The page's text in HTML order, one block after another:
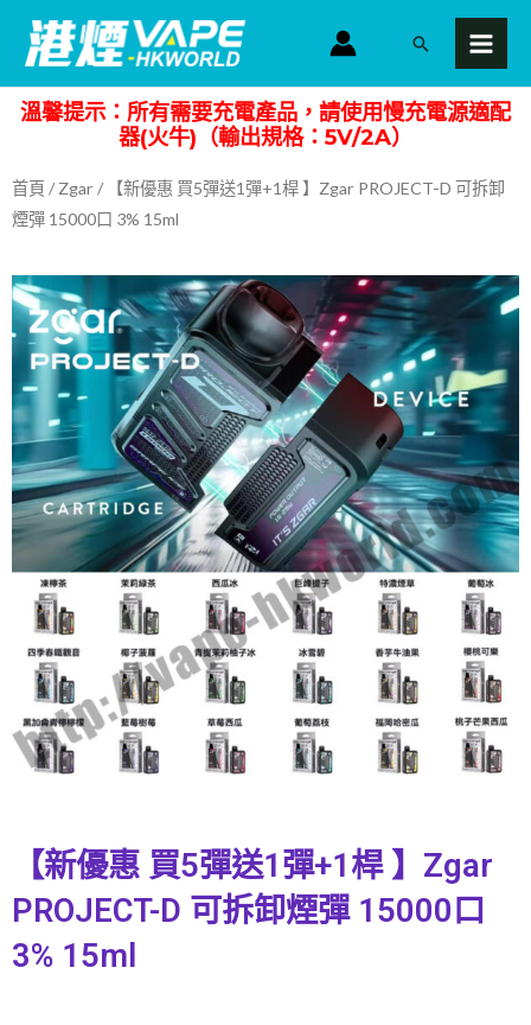
主
容
搜
溫馨提示：所有需要充電產品，請使用慢充電源適配
器(火牛)（輸出規格：5V/2A）
首頁 /Zgar / 【新優惠 買5彈送1彈+1桿 】Zgar PROJECT-D 可拆卸
煙彈 15000口 3% 15ml
【新優惠 買5彈送1彈+1桿 】Zgar
PROJECT-D 可拆卸煙彈 15000口
3% 15ml